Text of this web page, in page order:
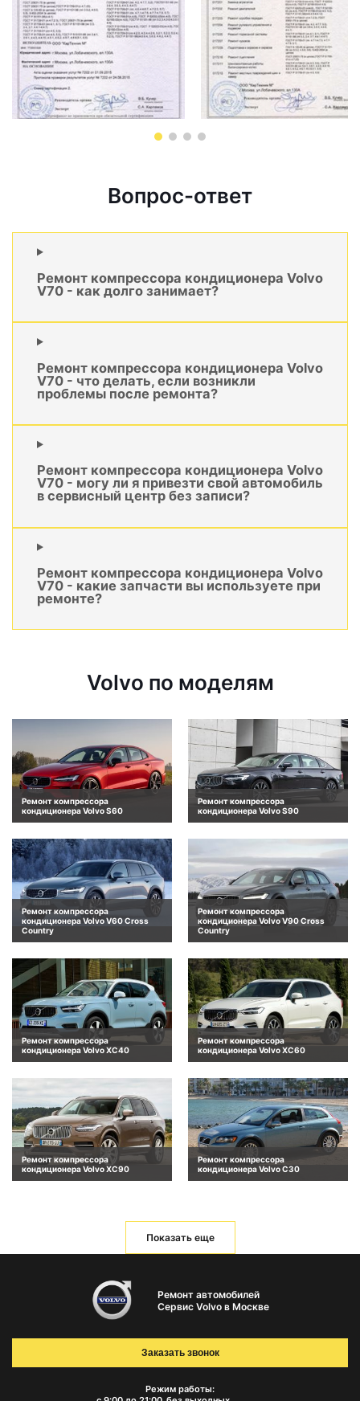
Вопрос-ответ
Ремонт компрессора кондиционера Volvo
V70 - как долго занимает?
Ремонт компрессора кондиционера Volvo
V70 - что делать, если возникли
проблемы после ремонта?
Ремонт компрессора кондиционера Volvo
V70 - могу ли я привезти свой автомобиль
в сервисный центр без записи?
Ремонт компрессора кондиционера Volvo
V70 - какие запчасти вы используете при
ремонте?
Volvo по моделям
Ремонт компрессора
кондиционера Volvo S60
Ремонт компрессора
кондиционера Volvo S90
Ремонт компрессора
кондиционера Volvo V60 Cross
Country
Ремонт компрессора
кондиционера Volvo V90 Cross
Country
Ремонт компрессора
кондиционера Volvo XC40
Ремонт компрессора
кондиционера Volvo XC60
Ремонт компрессора
кондиционера Volvo XC90
Ремонт компрессора
кондиционера Volvo C30
Показать еще
Ремонт автомобилей
Сервис Volvo в Москве
Режим работы:
Заказать звонок